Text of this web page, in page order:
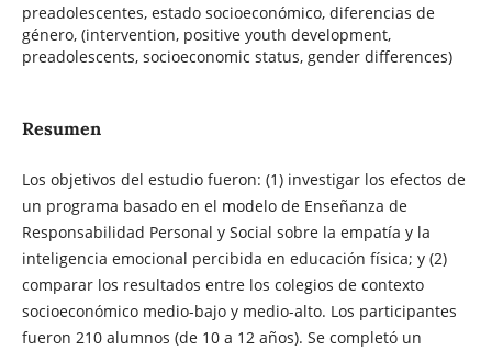
preadolescentes, estado socioeconómico, diferencias de
género, (intervention, positive youth development,
preadolescents, socioeconomic status, gender differences)
Resumen
Los objetivos del estudio fueron: (1) investigar los efectos de
un programa basado en el modelo de Enseñanza de
Responsabilidad Personal y Social sobre la empatía y la
inteligencia emocional percibida en educación física; y (2)
comparar los resultados entre los colegios de contexto
socioeconómico medio-bajo y medio-alto. Los participantes
fueron 210 alumnos (de 10 a 12 años). Se completó un